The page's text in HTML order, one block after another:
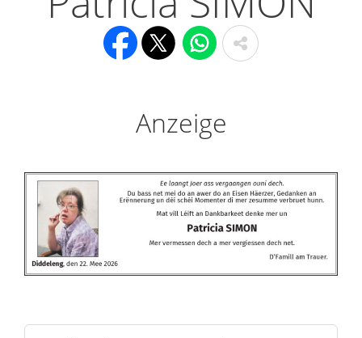
Anzeige